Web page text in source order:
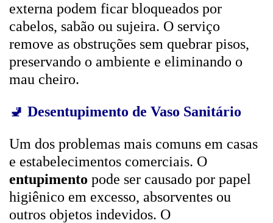
externa podem ficar bloqueados por
cabelos, sabão ou sujeira. O serviço
remove as obstruções sem quebrar pisos,
preservando o ambiente e eliminando o
mau cheiro.
🚽 Desentupimento de Vaso Sanitário
Um dos problemas mais comuns em casas
e estabelecimentos comerciais. O
entupimento pode ser causado por papel
higiênico em excesso, absorventes ou
outros objetos indevidos. O